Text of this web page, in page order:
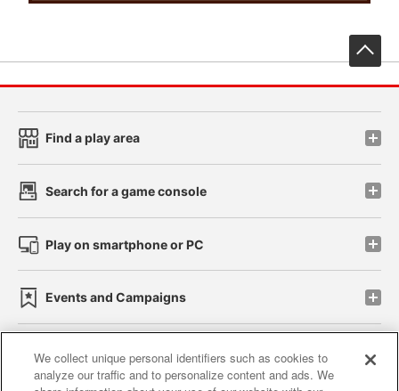
Find a play area
Search for a game console
Play on smartphone or PC
Events and Campaigns
Affiliate Sustainability site policy privacy policy
We collect unique personal identifiers such as cookies to
analyze our traffic and to personalize content and ads. We